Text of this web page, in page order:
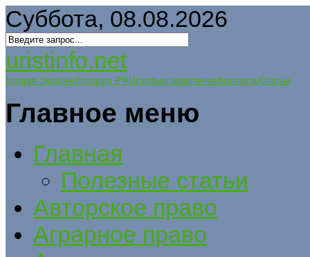
Суббота, 08.08.2026
uristinfo.net
Історія УкраїниИстория РФИсковые заявленияКонтактыСтатьи
Главное меню
Главная
Полезные статьи
Авторское право
Аграрное право